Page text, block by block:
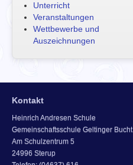
Unterricht
Veranstaltungen
Wettbewerbe und
Auszeichnungen
Kontakt
Heinrich Andresen Schule
Gemeinschaftsschule Geltinger Bucht
Am Schulzentrum 5
24996 Sterup